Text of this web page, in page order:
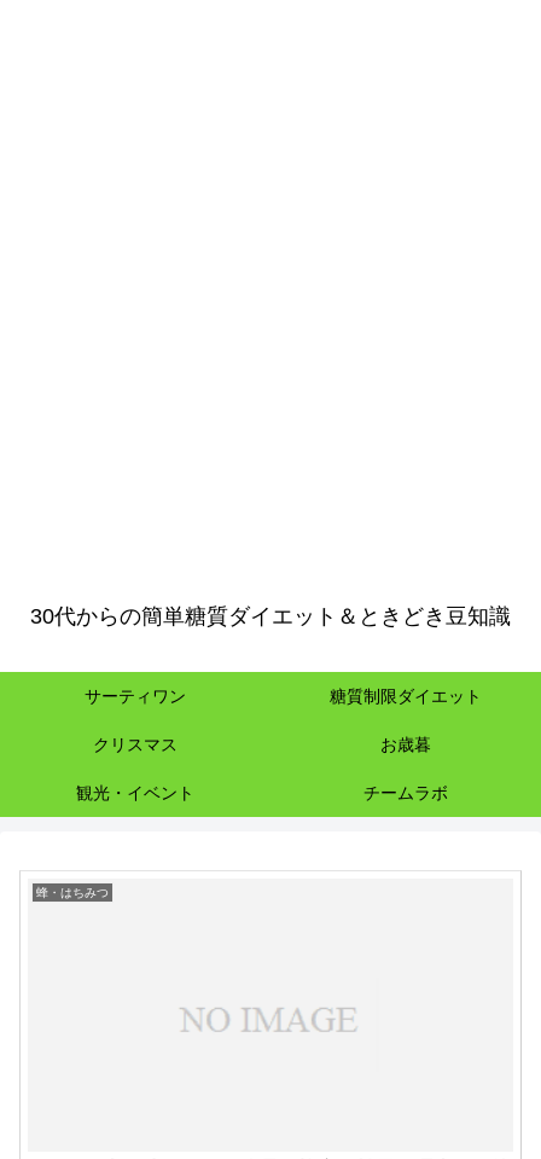
30代からの簡単糖質ダイエット＆ときどき豆知識
サーティワン 糖質制限ダイエット
クリスマス お歳暮
観光・イベント チームラボ
蜂・はちみつ